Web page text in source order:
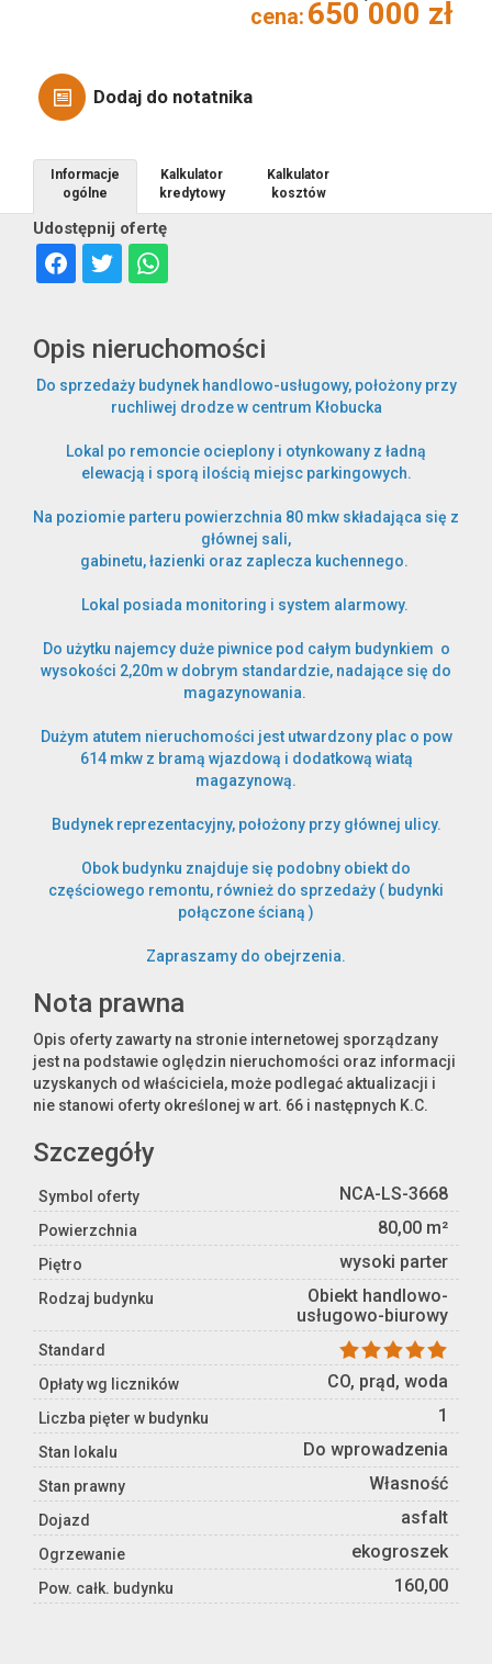
Zakres
dodatkowych
Kontakt
cena: 650 000 zł
Dodaj do notatnika
Udostępnij ofertę
Informacje
ogólne
Kalkulator
kredytowy
Kalkulator
kosztów
Opis nieruchomości
Do sprzedaży budynek handlowo-usługowy, położony przy
ruchliwej drodze w centrum Kłobucka
Lokal po remoncie ocieplony i otynkowany z ładną
elewacją i sporą ilością miejsc parkingowych.
Na poziomie parteru powierzchnia 80 mkw składająca się z
głównej sali,
gabinetu, łazienki oraz zaplecza kuchennego.
Lokal posiada monitoring i system alarmowy.
Do użytku najemcy duże piwnice pod całym budynkiem o
wysokości 2,20m w dobrym standardzie, nadające się do
magazynowania.
Dużym atutem nieruchomości jest utwardzony plac o pow
614 mkw z bramą wjazdową i dodatkową wiatą
magazynową.
Budynek reprezentacyjny, położony przy głównej ulicy.
Obok budynku znajduje się podobny obiekt do
częściowego remontu, również do sprzedaży ( budynki
połączone ścianą )
Zapraszamy do obejrzenia.
Nota prawna
Opis oferty zawarty na stronie internetowej sporządzany
jest na podstawie oględzin nieruchomości oraz informacji
uzyskanych od właściciela, może podlegać aktualizacji i
nie stanowi oferty określonej w art. 66 i następnych K.C.
Szczegóły
Symbol oferty NCA-LS-3668
Powierzchnia 80,00 m²
Piętro wysoki parter
Rodzaj budynku
Obiekt handlowo-
usługowo-biurowy
Standard
Opłaty wg liczników
CO, prąd, woda
Liczba pięter w budynku 1
Stan lokalu Do wprowadzenia
Stan prawny Własność
Dojazd asfalt
Ogrzewanie ekogroszek
Pow. całk. budynku 160,00